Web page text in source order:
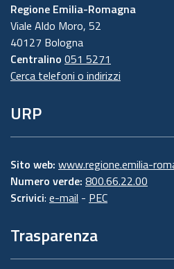
Regione Emilia-Romagna
Viale Aldo Moro, 52
40127 Bologna
Centralino 051 5271
Cerca telefoni o indirizzi
URP
Sito web: www.regione.emilia-
Numero verde: 800.66.22.00
Scrivici: e-mail - PEC
Trasparenza